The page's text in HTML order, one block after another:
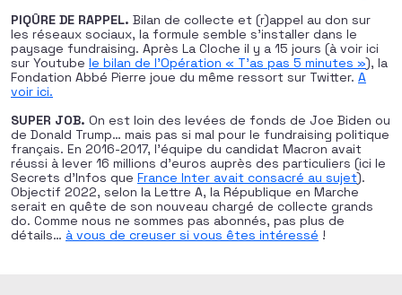
PIQÛRE DE RAPPEL. Bilan de collecte et (r)appel au don sur
les réseaux sociaux, la formule semble s’installer dans le
paysage fundraising. Après La Cloche il y a 15 jours (à voir ici
sur Youtube le bilan de l’Opération « T’as pas 5 minutes »), la
Fondation Abbé Pierre joue du même ressort sur Twitter. A
voir ici.
SUPER JOB. On est loin des levées de fonds de Joe Biden ou
de Donald Trump… mais pas si mal pour le fundraising politique
français. En 2016-2017, l’équipe du candidat Macron avait
réussi à lever 16 millions d’euros auprès des particuliers (ici le
Secrets d’Infos que France Inter avait consacré au sujet).
Objectif 2022, selon la Lettre A, la République en Marche
serait en quête de son nouveau chargé de collecte grands
do. Comme nous ne sommes pas abonnés, pas plus de
détails… à vous de creuser si vous êtes intéressé !